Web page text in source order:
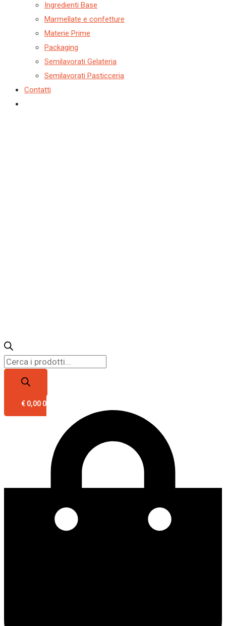
Ingredienti Base
Marmellate e confetture
Materie Prime
Packaging
Semilavorati Gelateria
Semilavorati Pasticceria
Contatti
€ 0,00 0